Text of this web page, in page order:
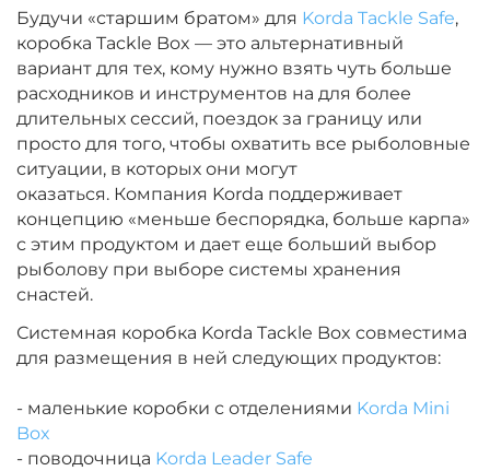
Будучи «старшим братом» для Korda Tackle Safe,
коробка Tackle Box — это альтернативный
вариант для тех, кому нужно взять чуть больше
расходников и инструментов на для более
длительных сессий, поездок за границу или
просто для того, чтобы охватить все рыболовные
ситуации, в которых они могут
оказаться. Компания Korda поддерживает
концепцию «меньше беспорядка, больше карпа»
с этим продуктом и дает еще больший выбор
рыболову при выборе системы хранения
снастей.
Системная коробка Korda Tackle Box совместима
для размещения в ней следующих продуктов:
- маленькие коробки с отделениями Korda Mini
Box
- поводочница Korda Leader Safe